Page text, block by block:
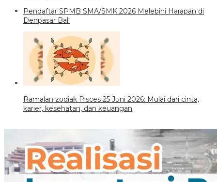
Pendaftar SPMB SMA/SMK 2026 Melebihi Harapan di
Denpasar Bali
Ramalan zodiak Pisces 25 Juni 2026: Mulai dari cinta,
karier, kesehatan, dan keuangan